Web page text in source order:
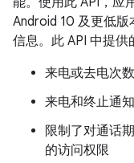
Android 10 及更低
信息。此 API 中提供
来电或去电次数
来电和终止通知
限制了对通话
的访问权限